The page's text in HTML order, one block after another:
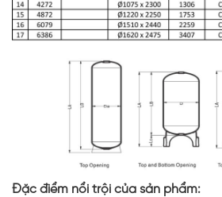
Đặc điểm nổi trội của sản phẩm: